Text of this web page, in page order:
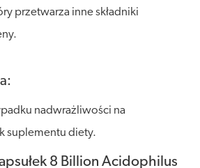
przetwarza inne składniki
nadwrażliwości na
suplementu diety.
8 Billion Acidophilus